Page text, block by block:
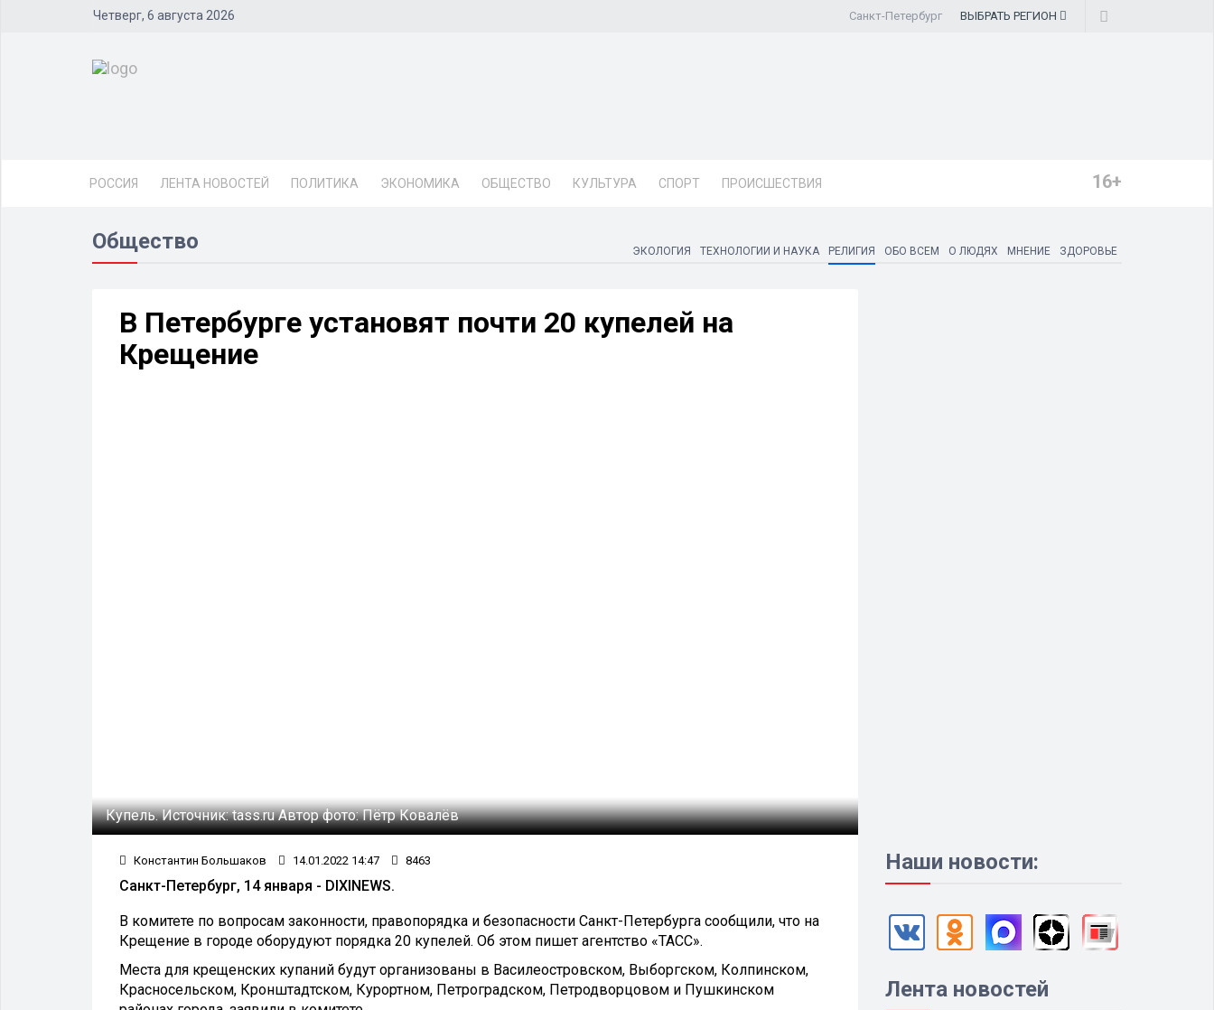
Четверг, 6 августа 2026 Санкт-Петербург ВЫБРАТЬ РЕГИОН
РОССИЯ ЛЕНТА НОВОСТЕЙ ПОЛИТИКА ЭКОНОМИКА ОБЩЕСТВО КУЛЬТУРА СПОРТ ПРОИСШЕСТВИЯ 16+
Общество ЭКОЛОГИЯ ТЕХНОЛОГИИ И НАУКА РЕЛИГИЯ ОБО ВСЕМ О ЛЮДЯХ МНЕНИЕ ЗДОРОВЬЕ
В Петербурге установят почти 20 купелей на
Крещение
Купель.Источник:tass.ruАвтор фото:Пётр Ковалёв
Константин Большаков 14.01.2022 14:47 8463
Санкт-Петербург, 14 января - DIXINEWS.
В комитете по вопросам законности, правопорядка и безопасности Санкт-Петербурга сообщили, что на
Крещение в городе оборудуют порядка 20 купелей. Об этом пишет агентство «ТАСС».
Места для крещенских купаний будут организованы в Василеостровском, Выборгском, Колпинском,
Красносельском, Кронштадтском, Курортном, Петроградском, Петродворцовом и Пушкинском
Наши новости:
Лента новостей